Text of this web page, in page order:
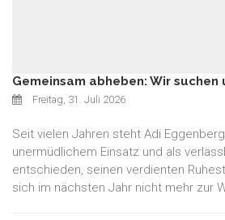
Gemeinsam abheben: Wir
Freitag, 31. Juli 2026
Seit vielen Jahren steht Adi
unermüdlichem Einsatz und als
entschieden, seinen verdienten
sich im nächsten Jahr nicht mehr zur